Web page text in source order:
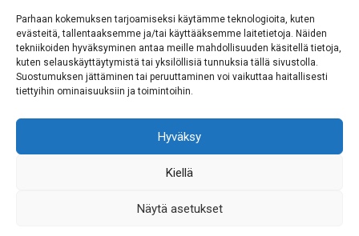
Parhaan kokemuksen tarjoamiseksi käytämme teknologioita, kuten
evästeitä, tallentaaksemme ja/tai käyttääksemme laitetietoja. Näiden
tekniikoiden hyväksyminen antaa meille mahdollisuuden käsitellä tietoja,
kuten selauskäyttäytymistä tai yksilöllisiä tunnuksia tällä sivustolla.
Suostumuksen jättäminen tai peruuttaminen voi vaikuttaa haitallisesti
tiettyihin ominaisuuksiin ja toimintoihin.
Hyväksy
Kiellä
Näytä asetukset
Inarintie 46
99870 Inari
Löydät meidät myös somesta!
Instagram
Facebook